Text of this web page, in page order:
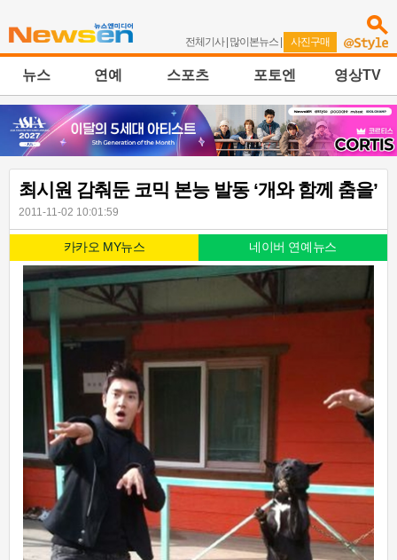
전체기사| 많이본뉴스 | 사진구매
뉴스 연예 스포츠 포토엔 영상TV
최시원 감춰둔 코믹 본능 발동 ‘개와 함께 춤을’
2011-11-02 10:01:59
카카오 MY뉴스 네이버 연예뉴스